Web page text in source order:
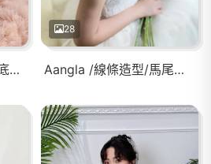
舒涵/小紅書盤髮/輕透底妝/有神眼妝
28
Aangla /線條造型/馬尾造型